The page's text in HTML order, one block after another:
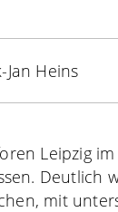
Heins
Leipzig
Deutlich
mit